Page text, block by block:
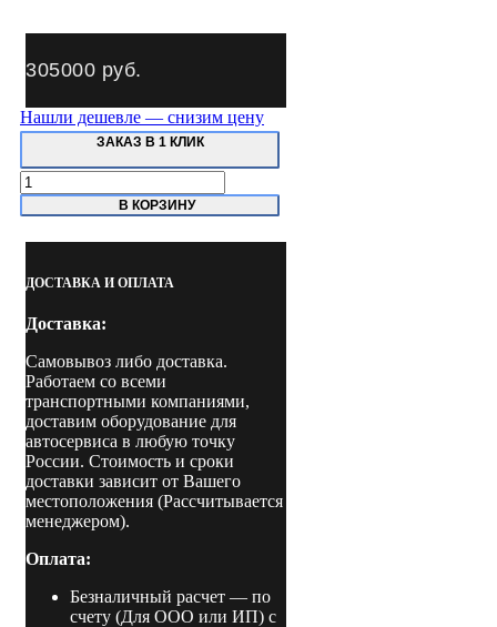
305000 руб.
Нашли дешевле — снизим цену
ЗАКАЗ В 1 КЛИК
Количество
товара
CLEVER
ADVANCE
SPIN
для
заправки
автомобильных
кондиционеров
В КОРЗИНУ
ДОСТАВКА И ОПЛАТА
Доставка:
Самовывоз либо доставка.
Работаем со всеми
транспортными компаниями,
доставим оборудование для
автосервиса в любую точку
России. Стоимость и сроки
доставки зависит от Вашего
местоположения (Рассчитывается
менеджером).
Оплата:
Безналичный расчет — по
счету (Для ООО или ИП) с